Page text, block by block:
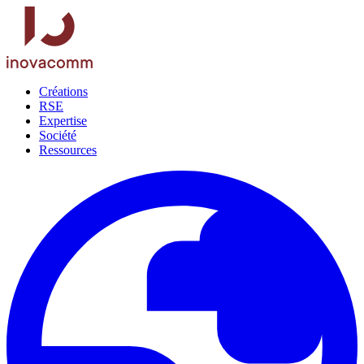
Créations
RSE
Expertise
Société
Ressources